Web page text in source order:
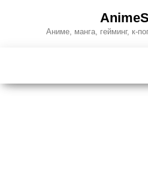
Аниме, манга, гейминг, к-